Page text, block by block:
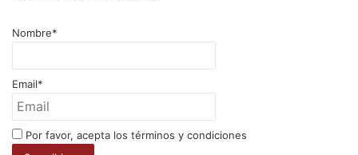
Nombre*
Email*
Por favor, acepta los términos y condiciones